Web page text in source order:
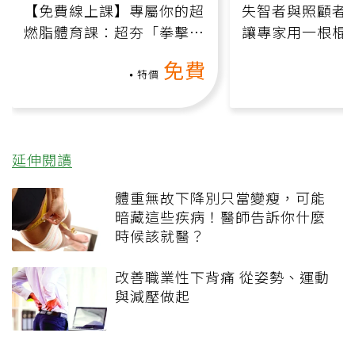
【免費線上課】專屬你的超
燃脂體育課：超夯「拳擊有
特價 免費
失智者與照顧者
讓專家用一根棍
延伸閱讀
體重無故下降別只當變瘦，可能
暗藏這些疾病！醫師告訴你什麼
時候該就醫？
改善職業性下背痛 從姿勢、運動
與減壓做起